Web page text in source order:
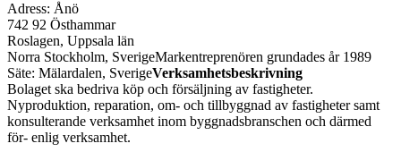
Adress: Ånö
742 92 Östhammar
Roslagen, Uppsala län
Norra Stockholm, SverigeMarkentreprenören grundades år 1989
Säte: Mälardalen, SverigeVerksamhetsbeskrivning
Bolaget ska bedriva köp och försäljning av fastigheter.
Nyproduktion, reparation, om- och tillbyggnad av fastigheter samt
konsulterande verksamhet inom byggnadsbranschen och därmed
för- enlig verksamhet.